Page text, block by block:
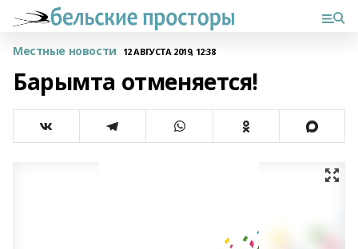
Местные новости 12 АВГУСТА 2019, 12:38
Барымта отменяется!